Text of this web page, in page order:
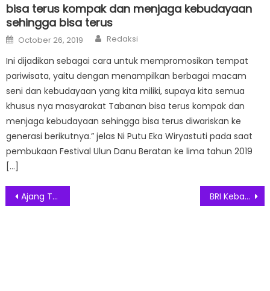
bisa terus kompak dan menjaga kebudayaan
sehingga bisa terus
Posted
on
October 26, 2019 Author
Redaksi
Ini dijadikan sebagai cara untuk mempromosikan tempat
pariwisata, yaitu dengan menampilkan berbagai macam
seni dan kebudayaan yang kita miliki, supaya kita semua
khusus nya masyarakat Tabanan bisa terus kompak dan
menjaga kebudayaan sehingga bisa terus diwariskan ke
generasi berikutnya.” jelas Ni Putu Eka Wiryastuti pada saat
pembukaan Festival Ulun Danu Beratan ke lima tahun 2019
[…]
Post
Ajang Terbesar Industri Kemasan dan Farmasi, ALLPACK INDONESIA 2025 Resmi Dibuka BRI Kebayoran Baru Berikan Kemudahan Nasabah Menabung Emas